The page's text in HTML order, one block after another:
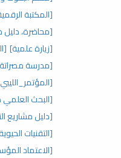
[المكتبة
[محاضرة، دليل
[زيارة علمية]
[مدرسة مصراتة
[البحث العلمي
[دليل مشاريع
[التقنيات
[الاعتماد